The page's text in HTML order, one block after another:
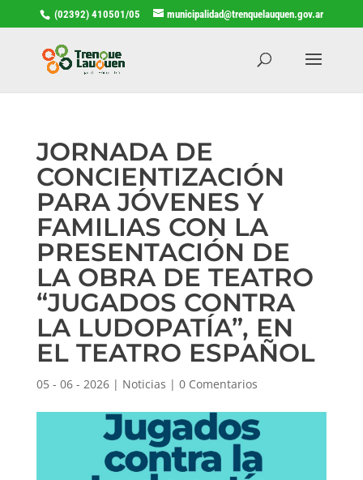
(02392) 410501/05 municipalidad@trenquelauquen.gov.ar
JORNADA DE
CONCIENTIZACIÓN
PARA JÓVENES Y
FAMILIAS CON LA
PRESENTACIÓN DE
LA OBRA DE TEATRO
“JUGADOS CONTRA
LA LUDOPATÍA”, EN
EL TEATRO ESPAÑOL
05 - 06 - 2026| Noticias | 0 Comentarios